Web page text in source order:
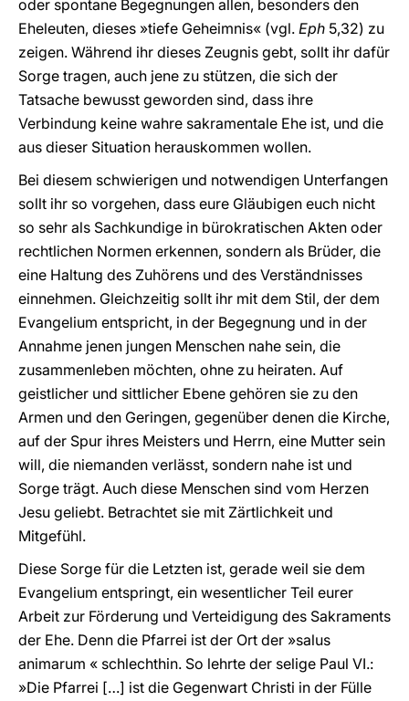
oder spontane Begegnungen allen, besonders den
Eheleuten, dieses »tiefe Geheimnis« (vgl. Eph 5,32) zu
zeigen. Während ihr dieses Zeugnis gebt, sollt ihr dafür
Sorge tragen, auch jene zu stützen, die sich der
Tatsache bewusst geworden sind, dass ihre
Verbindung keine wahre sakramentale Ehe ist, und die
aus dieser Situation herauskommen wollen.
Bei diesem schwierigen und notwendigen Unterfangen
sollt ihr so vorgehen, dass eure Gläubigen euch nicht
so sehr als Sachkundige in bürokratischen Akten oder
rechtlichen Normen erkennen, sondern als Brüder, die
eine Haltung des Zuhörens und des Verständnisses
einnehmen. Gleichzeitig sollt ihr mit dem Stil, der dem
Evangelium entspricht, in der Begegnung und in der
Annahme jenen jungen Menschen nahe sein, die
zusammenleben möchten, ohne zu heiraten. Auf
geistlicher und sittlicher Ebene gehören sie zu den
Armen und den Geringen, gegenüber denen die Kirche,
auf der Spur ihres Meisters und Herrn, eine Mutter sein
will, die niemanden verlässt, sondern nahe ist und
Sorge trägt. Auch diese Menschen sind vom Herzen
Jesu geliebt. Betrachtet sie mit Zärtlichkeit und
Mitgefühl.
Diese Sorge für die Letzten ist, gerade weil sie dem
Evangelium entspringt, ein wesentlicher Teil eurer
Arbeit zur Förderung und Verteidigung des Sakraments
der Ehe. Denn die Pfarrei ist der Ort der »salus
animarum « schlechthin. So lehrte der selige Paul VI.:
»Die Pfarrei […] ist die Gegenwart Christi in der Fülle